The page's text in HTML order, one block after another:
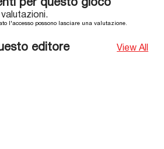
per questo gioco
l'accesso possono lasciare una valutazione.
editore View All